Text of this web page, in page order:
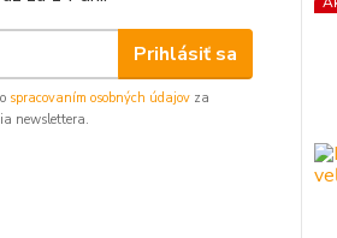
Prihlásiť sa
spracovaním osobných údajov za
newslettera.